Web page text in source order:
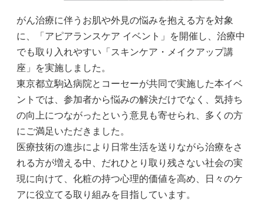
がん治療に伴うお肌や外見の悩みを抱える方を対象
に、「アピアランスケア イベント」を開催し、治療中
でも取り入れやすい「スキンケア・メイクアップ講
座」を実施しました。
東京都立駒込病院とコーセーが共同で実施した本イベ
ントでは、参加者から悩みの解決だけでなく、気持ち
の向上につながったという意見も寄せられ、多くの方
にご満足いただきました。
医療技術の進歩により日常生活を送りながら治療をさ
れる方が増える中、だれひとり取り残さない社会の実
現に向けて、化粧の持つ心理的価値を高め、日々のケ
アに役立てる取り組みを目指しています。